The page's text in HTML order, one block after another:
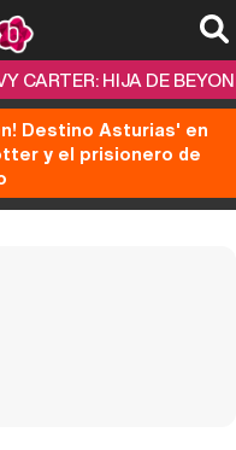
CARTER: HIJA DE
Destino Asturias' en
y el prisionero de